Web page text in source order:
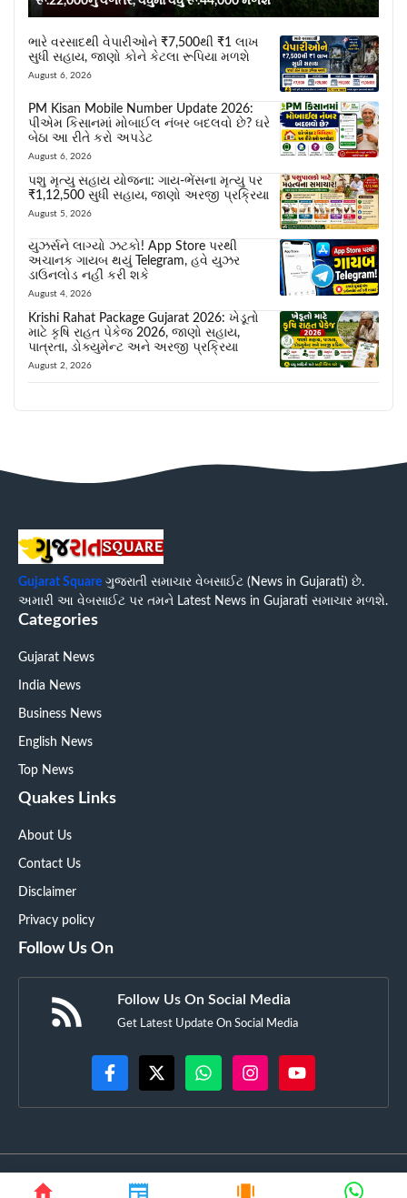
ભારે વરસાદથી વેપારીઓને ₹7,500થી ₹1 લાખ
સુધી સહાય, જાણો કોને કેટલા રૂપિયા મળશે
August 6, 2026
PM Kisan Mobile Number Update 2026:
પીએમ કિસાનમાં મોબાઈલ નંબર બદલવો છે? ઘરે
બેઠા આ રીતે કરો અપડેટ
August 6, 2026
પશુ મૃત્યુ સહાય યોજના: ગાય-ભેંસના મૃત્યુ પર
₹1,12,500 સુધી સહાય, જાણો અરજી પ્રક્રિયા
August 5, 2026
યુઝર્સને લાગ્યો ઝટકો! App Store પરથી
અચાનક ગાયબ થયું Telegram, હવે યુઝર
ડાઉનલોડ નહીં કરી શકે
August 4, 2026
Krishi Rahat Package Gujarat 2026: ખેડૂતો
માટે કૃષિ રાહત પેકેજ 2026, જાણો સહાય,
પાત્રતા, ડોક્યુમેન્ટ અને અરજી પ્રક્રિયા
August 2, 2026
Gujarat Square ગુજરાતી સમાચાર વેબસાઈટ (News in Gujarati) છે.
અમારી આ વેબસાઈટ પર તમને Latest News in Gujarati સમાચાર મળશે.
Categories
Gujarat News
India News
Business News
English News
Top News
Quakes Links
About Us
Contact Us
Disclaimer
Privacy policy
Follow Us On
Follow Us On Social Media
Get Latest Update On Social Media
GujaratSquare.in • All rights reserved